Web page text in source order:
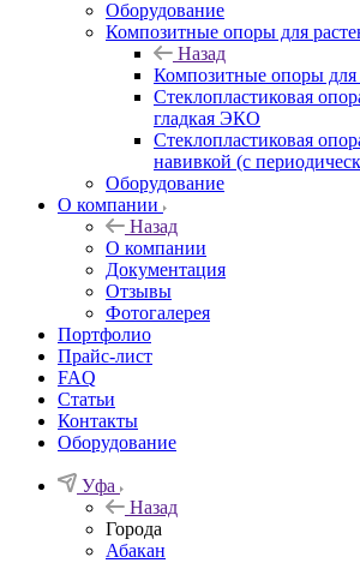
Оборудование
Композитные опоры для
Назад
Композитные опоры для
Стеклопластиковая
гладкая ЭКО
Стеклопластиковая
навивкой (с
Оборудование
О компании
Назад
О компании
Документация
Отзывы
Фотогалерея
Портфолио
Прайс-лист
FAQ
Статьи
Контакты
Оборудование
Уфа
Назад
Города
Абакан